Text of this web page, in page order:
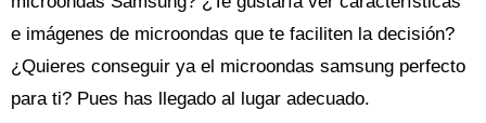
e imágenes de microondas que te faciliten la decisión?
¿Quieres conseguir ya el microondas samsung perfecto
para ti? Pues has llegado al lugar adecuado.